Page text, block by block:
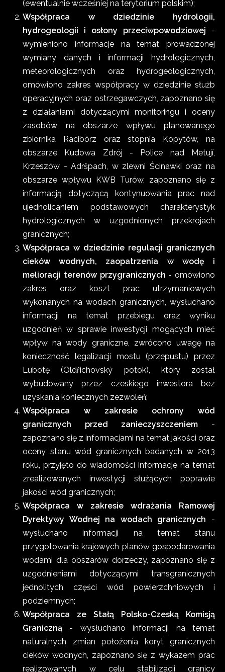
(ewentualnie wcześniej na terytorium polskim);
Współpraca w dziedzinie hydrologii,
hydrogeologii i osłony przeciwpowodziowej -
wymieniono informacje na temat prowadzonej
wymiany danych i informacji hydrologicznych,
meteorologicznych oraz hydrogeologicznych,
omówiono zakres współpracy w dziedzinie służb
operacyjnych oraz ostrzegawczych, zapoznano się
z działaniami dotyczącymi monitoringu i oceny
zasobów na obszarze wpływu planowanego
zbiornika Racibórz oraz stopnia Kopytów, na
obszarze Kudowa Zdrój - Police nad Metují,
Krzeszów - Adršpach, w zlewni Ścinawki oraz na
obszarze wpływu KWB Turów, zapoznano się z
informacją dotyczącą kontynuowania prac nad
ujednolicaniem podstawowych charakterystyk
hydrologicznych w uzgodnionych przekrojach
granicznych;
Współpraca w dziedzinie regulacji granicznych
cieków wodnych, zaopatrzenia w wodę i
melioracji terenów przygranicznych - omówiono
zakres oraz koszt prac utrzymaniowych
wykonanych na wodach granicznych, wysłuchano
informacji na temat przebiegu oraz wyniku
uzgodnień w sprawie inwestycji mogących mieć
wpływ na wody graniczne, zwrócono uwagę na
konieczność legalizacji mostu (przepustu) przez
Lubotę (Oldřichovský potok), który został
wybudowany przez czeskiego inwestora bez
uzyskania koniecznych zezwoleń;
Współpraca w zakresie ochrony wód
granicznych przed zanieczyszczeniem -
zapoznano się z informacjami na temat jakości oraz
oceny stanu wód granicznych badanych w 2013
roku, przyjęto do wiadomości informacje na temat
zrealizowanych inwestycji służących poprawie
jakości wód granicznych;
Współpraca w zakresie wdrażania Ramowej
Dyrektywy Wodnej na wodach granicznych -
wysłuchano informacji na temat stanu
przygotowania krajowych planów gospodarowania
wodami dla obszarów dorzeczy, zapoznano się z
uzgodnieniami dotyczącymi transgranicznych
jednolitych części wód powierzchniowych i
podziemnych;
Współpraca ze Stałą Polsko-Czeską Komisją
Graniczną - wysłuchano informacji na temat
naturalnych zmian położenia koryt granicznych
cieków wodnych, zapoznano się z wykazem prac
realizowanych w celu stabilizacji granicy